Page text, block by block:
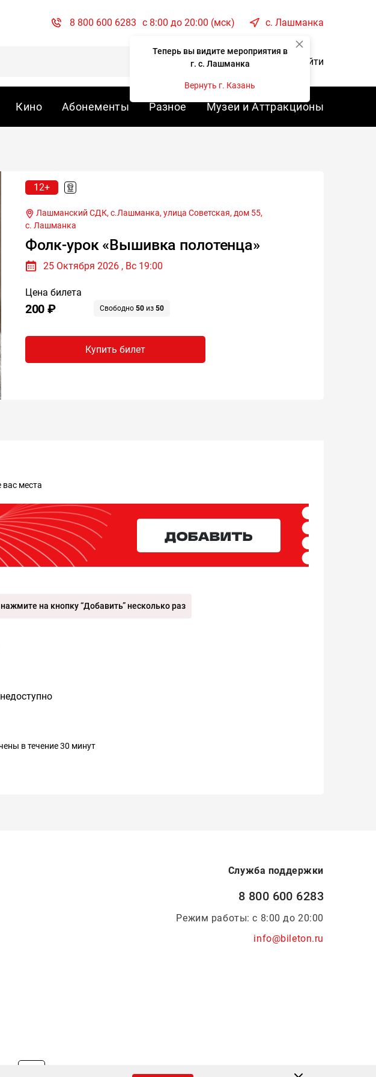
8 800 600 6283 c 8:00 до 20:00 (мск) с. Лашманка
Теперь вы видите мероприятия в
г. с. Лашманка
Вернуть г. Казань
Корзина Войти
Кино Абонементы Разное Музеи и Аттракционы
12+
Лашманский СДК, с.Лашманка, улица Советская, дом 55,
с. Лашманка
Фолк-урок «Вышивка полотенца»
25 Октября 2026 , Вс 19:00
Цена билета
200 ₽ Свободно 50из 50
Купить билет
места
на кнопку “Добавить” несколько раз
недоступно
в течение 30 минут
Служба поддержки
8 800 600 6283
Режим работы: с 8:00 до 20:00
info@bileton.ru
Дизайн и разработка